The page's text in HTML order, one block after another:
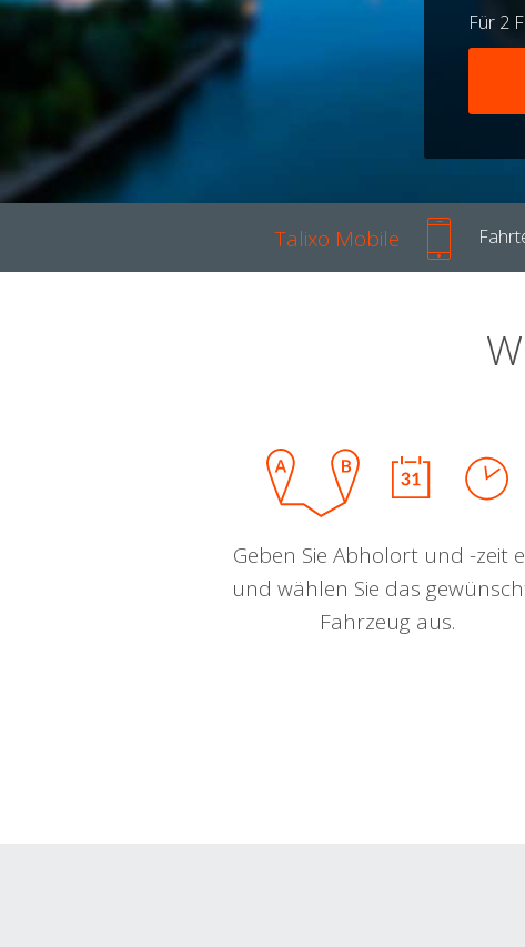
Für 2
Talixo Mobile
Geben Sie Abholort und -zeit
und wählen Sie das
Fahrzeug aus.